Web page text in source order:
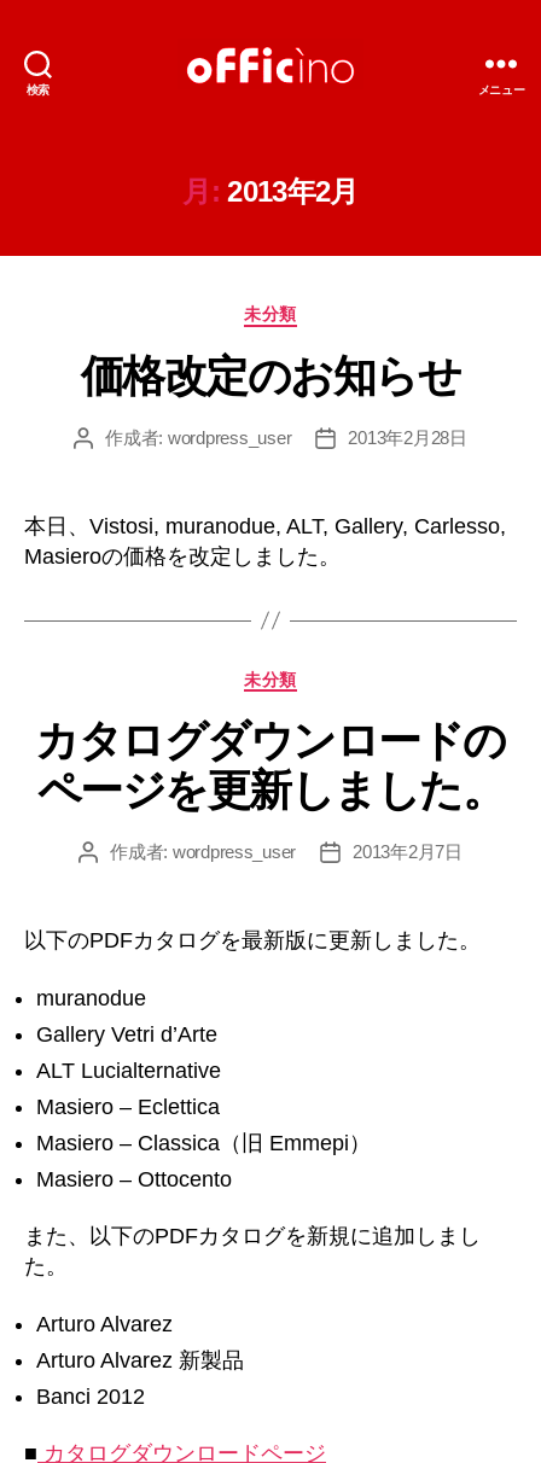
検索
明
の
フ
チ
ノ
メニュー
月: 2013年2月
カ
ゴ
リ
未分類
価格改定のお知らせ
投 作成者: wordpress_user
投
2013年2月28日
本日、Vistosi, muranodue, ALT, Gallery, Carlesso,
Masieroの価格を改定しました。
カ
ゴ
リ
ー
未分類
カタログダウンロードの
ページを更新しました。
投 作成者: wordpress_user
投
2013年2月7日
以下のPDFカタログを最新版に更新しました。
muranodue
Gallery Vetri d’Arte
ALT Lucialternative
Masiero – Eclettica
Masiero – Classica（旧 Emmepi）
Masiero – Ottocento
また、以下のPDFカタログを新規に追加しまし
た。
Arturo Alvarez
Arturo Alvarez 新製品
Banci 2012
■ カタログダウンロードページ